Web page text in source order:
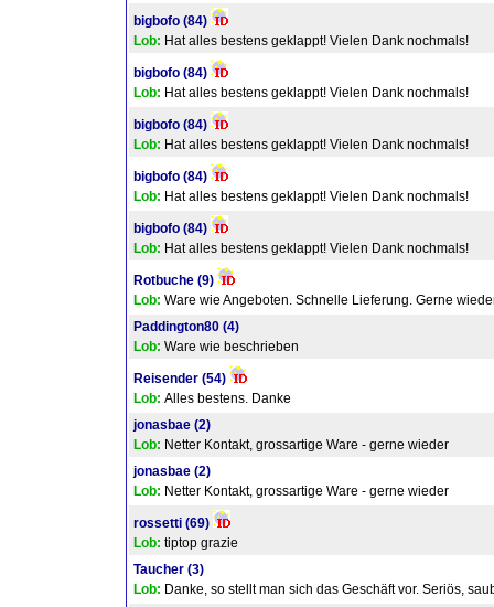
bigbofo (84)
Lob: Hat alles bestens geklappt! Vielen Dank nochmals!
bigbofo (84)
Lob: Hat alles bestens geklappt! Vielen Dank nochmals!
bigbofo (84)
Lob: Hat alles bestens geklappt! Vielen Dank nochmals!
bigbofo (84)
Lob: Hat alles bestens geklappt! Vielen Dank nochmals!
bigbofo (84)
Lob: Hat alles bestens geklappt! Vielen Dank nochmals!
Rotbuche (9)
Lob: Ware wie Angeboten. Schnelle Lieferung. Gerne
Paddington80 (4)
Lob: Ware wie beschrieben
Reisender (54)
Lob: Alles bestens. Danke
jonasbae (2)
Lob: Netter Kontakt, grossartige Ware - gerne wieder
jonasbae (2)
Lob: Netter Kontakt, grossartige Ware - gerne wieder
rossetti (69)
Lob: tiptop grazie
Taucher (3)
Lob: Danke, so stellt man sich das Geschäft vor. Seriös,